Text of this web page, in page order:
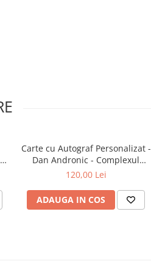
Carte cu Autograf Personalizat -
Dan Andronic - Complexul
Înaltei Porți - Ediție limitată
120,00 Lei
ADAUGA IN COS